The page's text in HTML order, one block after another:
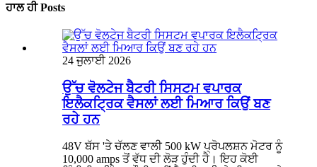
ਹਾਲ ਹੀ Posts
24 ਜੁਲਾਈ 2026
ਉੱਚ ਵੋਲਟੇਜ ਬੈਟਰੀ ਸਿਸਟਮ ਵਪਾਰਕ
ਇਲੈਕਟ੍ਰਿਕ ਵੈਸਲਾਂ ਲਈ ਮਿਆਰ ਕਿਉਂ ਬਣ
ਰਹੇ ਹਨ
48V ਬੱਸ 'ਤੇ ਚੱਲਣ ਵਾਲੀ 500 kW ਪ੍ਰੋਪਲਸ਼ਨ ਮੋਟਰ ਨੂੰ
10,000 amps ਤੋਂ ਵੱਧ ਦੀ ਲੋੜ ਹੁੰਦੀ ਹੈ। ਇਹ ਕੋਈ